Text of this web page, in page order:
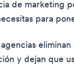
de marketing
para
agencias
y dejan que